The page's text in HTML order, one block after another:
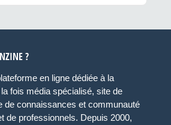
?
en ligne dédiée à la
la fois média spécialisé, site de
de connaissances et communauté
de professionnels. Depuis 2000,